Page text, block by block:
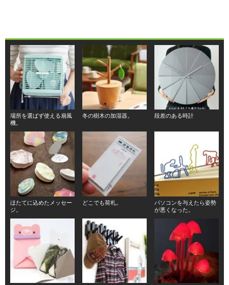
場所を選ばず使える扇風
機。
冬の樹木の加湿器。 段差のある時計
ほたてに込めたメッセー
ジ。
どこでも荷札。
パソコンを与えたら姿勢
が悪くなった。